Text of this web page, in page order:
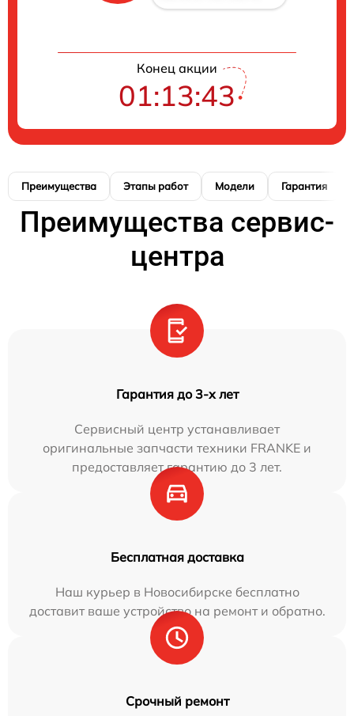
Конец акции
01:13:42
Преимущества Этапы работ Модели Гарантия
Преимущества сервис-
центра
Гарантия до 3-х лет
Сервисный центр устанавливает
оригинальные запчасти техники FRANKE и
предоставляет гарантию до 3 лет.
Бесплатная доставка
Наш курьер в Новосибирске бесплатно
доставит ваше устройство на ремонт и обратно.
Срочный ремонт